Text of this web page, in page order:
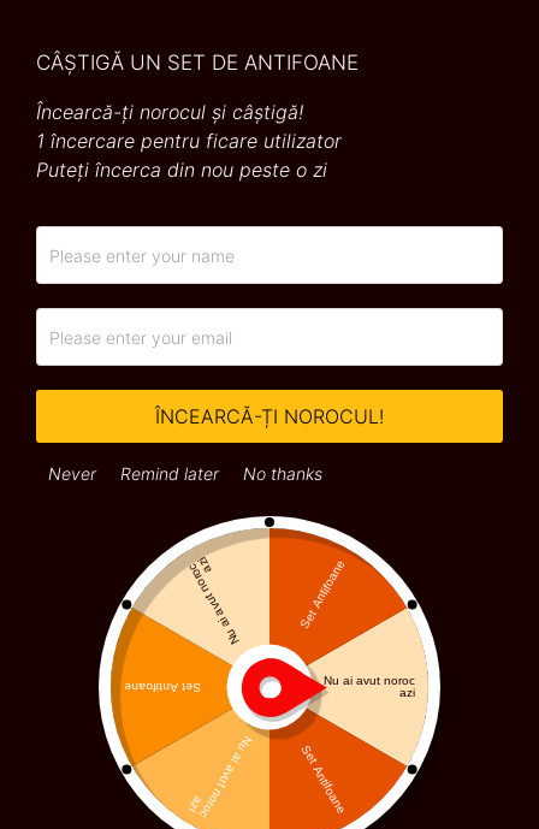
Vă rugăm să răspundeți la câteva
întrebări privind nevoile
dumneavoastră și să completați datele
Ghidul Complet al Aparatelor Auditive.
CÂȘTIGĂ UN SET DE ANTIFOANE
Încearcă-ți norocul și câștigă!
1 încercare pentru ficare utilizator
Puteți încerca din nou peste o zi
ÎNCEARCĂ-ȚI NOROCUL!
Never Remind later No thanks